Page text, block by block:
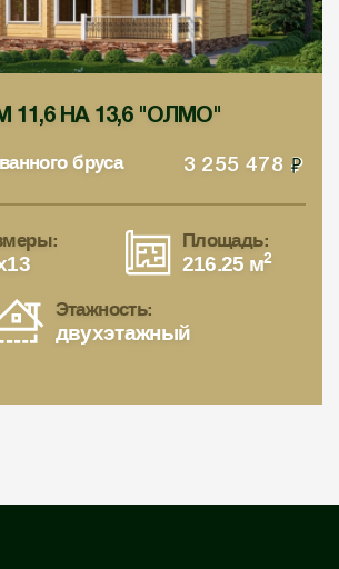
11,6 НА 13,6 "ОЛМО"
бруса 3 255 478
Площадь:
216.25 м2
Этажность:
двухэтажный